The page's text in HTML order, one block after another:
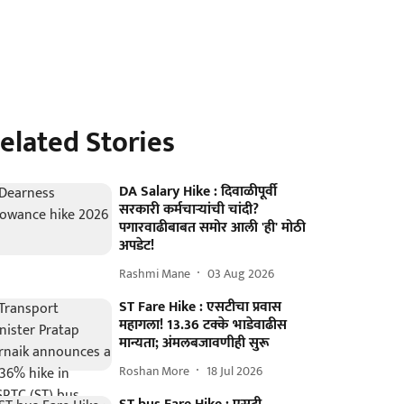
Stories
DA Salary Hike : दिवाळीपूर्वी
सरकारी कर्मचाऱ्यांची चांदी?
पगारवाढीबाबत समोर आली 'ही' मोठी
अपडेट!
Rashmi Mane 03 Aug 2026
ST Fare Hike : एसटीचा प्रवास
महागला! 13.36 टक्के भाडेवाढीस
मान्यता; अंमलबजावणीही सुरू
Roshan More 18 Jul 2026